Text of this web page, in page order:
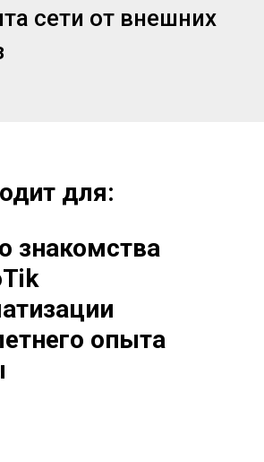
сети от внешних
для:
знакомства
опыта